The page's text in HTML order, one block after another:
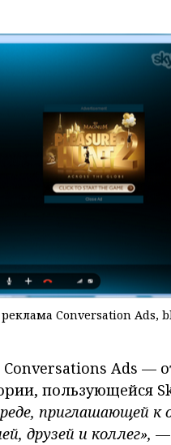
Conversation Ads,
Ads —
пользующейся
приглашающей к
друзей и коллег», —